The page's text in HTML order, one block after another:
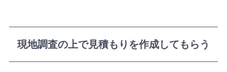
現地調査の上で見積もりを作成してもらう